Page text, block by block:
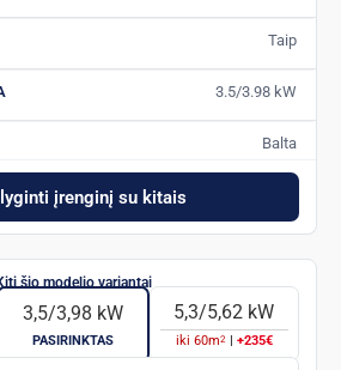
Taip
3.5/3.98 kW
Balta
įrenginį su kitais
3,5/3,98 kW
PASIRINKTAS
5,3/5,62 kW
iki 60m2 +235€